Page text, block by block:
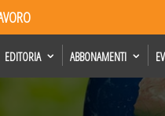
EDITORIA ABBONAMENTI